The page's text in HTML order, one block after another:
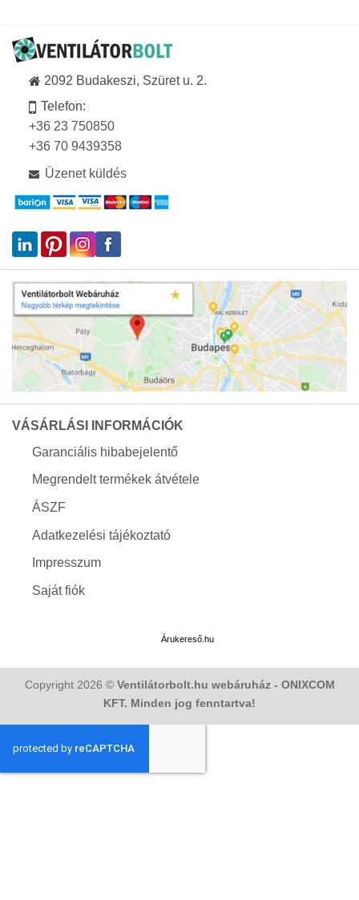
2092 Budakeszi, Szüret u. 2.
Telefon:
+36 23 750850
+36 70 9439358
Üzenet küldés
VÁSÁRLÁSI INFORMÁCIÓK
Garanciális hibabejelentő
Megrendelt termékek átvétele
ÁSZF
Adatkezelési tájékoztató
Impresszum
Saját fiók
Árukereső.hu
Copyright 2026 © Ventilátorbolt.hu webáruház - ONIXCOM
KFT. Minden jog fenntartva!